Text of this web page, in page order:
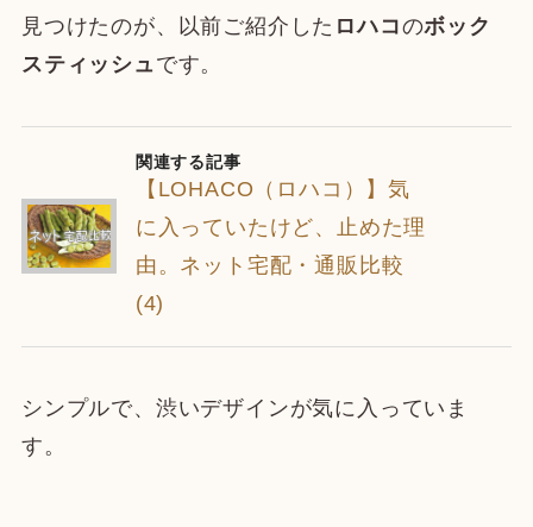
見つけたのが、以前ご紹介した ロハコのボック
スティッシュ です。
関連する記事
【LOHACO（ロハコ）】気
に入っていたけど、止めた理
由。ネット宅配・通販比較
(4)
シンプルで、渋いデザインが気に入っていま
す。